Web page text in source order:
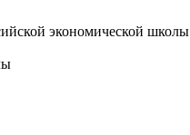
экономической школы